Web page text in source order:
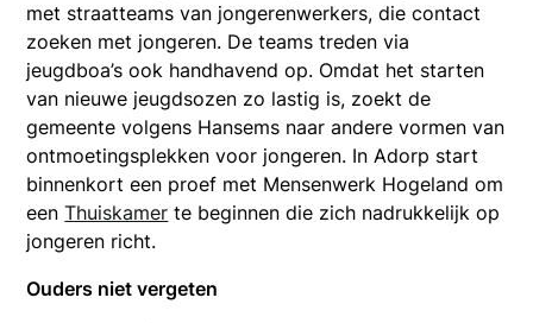
met straatteams van jongerenwerkers, die contact
zoeken met jongeren. De teams treden via
jeugdboa’s ook handhavend op. Omdat het starten
van nieuwe jeugdsozen zo lastig is, zoekt de
gemeente volgens Hansems naar andere vormen van
ontmoetingsplekken voor jongeren. In Adorp start
binnenkort een proef met Mensenwerk Hogeland om
eenThuiskamer te beginnen die zich nadrukkelijk op
jongeren richt.
Ouders niet vergeten